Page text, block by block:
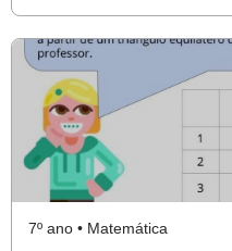
7º ano • Matemática